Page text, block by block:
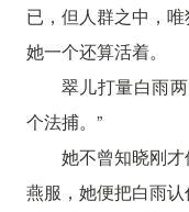
已，但人群之中，
她一个还算活着。
翠儿打量白雨
个法捕。”
她不曾知晓刚
燕服，她便把白雨